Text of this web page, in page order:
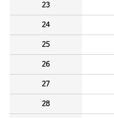
23
24
25
26
27
28